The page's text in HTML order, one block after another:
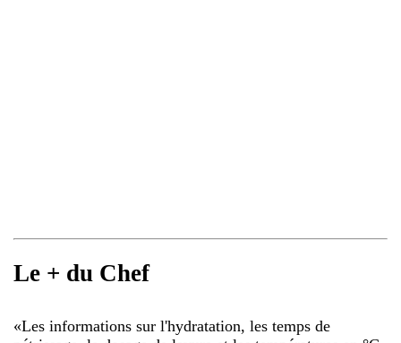
Le + du Chef
«Les informations sur l'hydratation, les temps de